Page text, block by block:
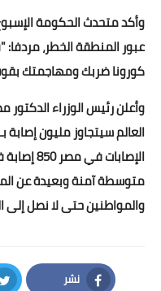
وأكد متحدث الحكومة
عبور المنطقة الخطر،
كورونا ضربك ومهاجمتك
وأعلن رئيس الوزراء
العالم سيتجاوز مليون
متوسطة آمنة وبعيدة عن
والمواطنين حتى لا نصل إلى
نشر